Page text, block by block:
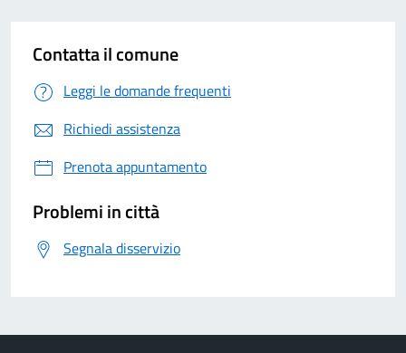
Contatta il comune
Leggi le domande frequenti
Richiedi assistenza
Prenota appuntamento
Problemi in città
Segnala disservizio